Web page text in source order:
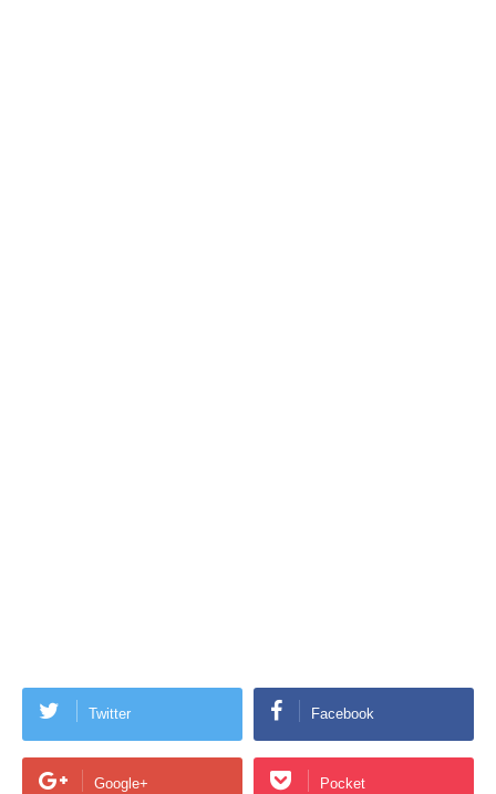
Twitter Facebook
Google+ Pocket